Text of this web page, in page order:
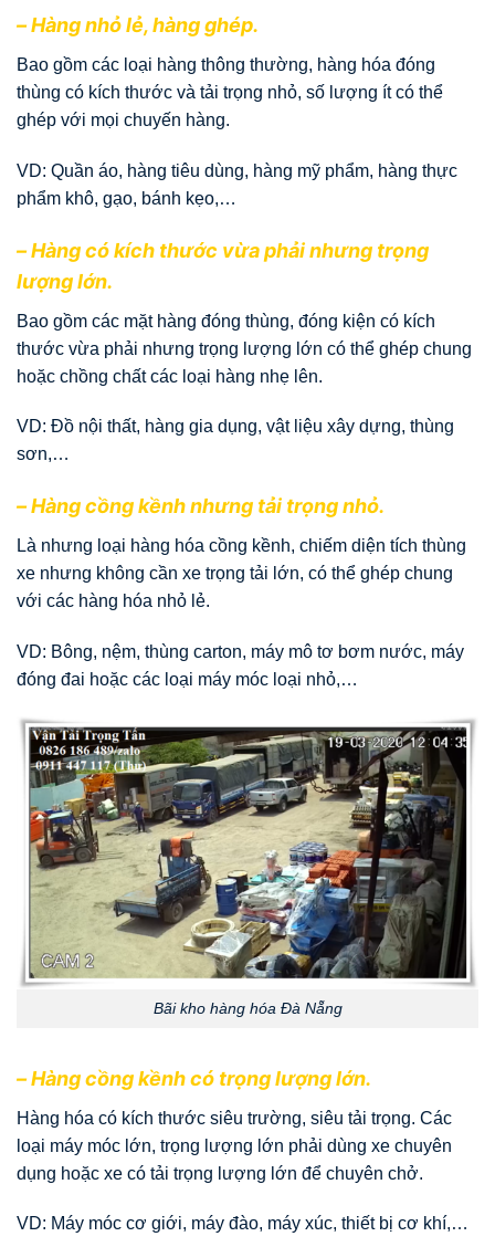
– Hàng nhỏ lẻ, hàng ghép.
Bao gồm các loại hàng thông thường, hàng hóa đóng
thùng có kích thước và tải trọng nhỏ, số lượng ít có thể
ghép với mọi chuyến hàng.
VD: Quần áo, hàng tiêu dùng, hàng mỹ phẩm, hàng thực
phẩm khô, gạo, bánh kẹo,…
– Hàng có kích thước vừa phải nhưng trọng
lượng lớn.
Bao gồm các mặt hàng đóng thùng, đóng kiện có kích
thước vừa phải nhưng trọng lượng lớn có thể ghép chung
hoặc chồng chất các loại hàng nhẹ lên.
VD: Đồ nội thất, hàng gia dụng, vật liệu xây dựng, thùng
sơn,…
– Hàng cồng kềnh nhưng tải trọng nhỏ.
Là nhưng loại hàng hóa cồng kềnh, chiếm diện tích thùng
xe nhưng không cần xe trọng tải lớn, có thể ghép chung
với các hàng hóa nhỏ lẻ.
VD: Bông, nệm, thùng carton, máy mô tơ bơm nước, máy
đóng đai hoặc các loại máy móc loại nhỏ,…
Bãi kho hàng hóa Đà Nẵng
– Hàng cồng kềnh có trọng lượng lớn.
Hàng hóa có kích thước siêu trường, siêu tải trọng. Các
loại máy móc lớn, trọng lượng lớn phải dùng xe chuyên
dụng hoặc xe có tải trọng lượng lớn để chuyên chở.
VD: Máy móc cơ giới, máy đào, máy xúc, thiết bị cơ khí,…